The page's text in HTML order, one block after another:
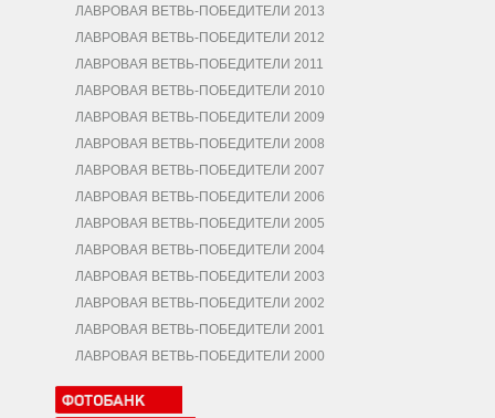
ЛАВРОВАЯ ВЕТВЬ-ПОБЕДИТЕЛИ 2013
ЛАВРОВАЯ ВЕТВЬ-ПОБЕДИТЕЛИ 2012
ЛАВРОВАЯ ВЕТВЬ-ПОБЕДИТЕЛИ 2011
ЛАВРОВАЯ ВЕТВЬ-ПОБЕДИТЕЛИ 2010
ЛАВРОВАЯ ВЕТВЬ-ПОБЕДИТЕЛИ 2009
ЛАВРОВАЯ ВЕТВЬ-ПОБЕДИТЕЛИ 2008
ЛАВРОВАЯ ВЕТВЬ-ПОБЕДИТЕЛИ 2007
ЛАВРОВАЯ ВЕТВЬ-ПОБЕДИТЕЛИ 2006
ЛАВРОВАЯ ВЕТВЬ-ПОБЕДИТЕЛИ 2005
ЛАВРОВАЯ ВЕТВЬ-ПОБЕДИТЕЛИ 2004
ЛАВРОВАЯ ВЕТВЬ-ПОБЕДИТЕЛИ 2003
ЛАВРОВАЯ ВЕТВЬ-ПОБЕДИТЕЛИ 2002
ЛАВРОВАЯ ВЕТВЬ-ПОБЕДИТЕЛИ 2001
ЛАВРОВАЯ ВЕТВЬ-ПОБЕДИТЕЛИ 2000